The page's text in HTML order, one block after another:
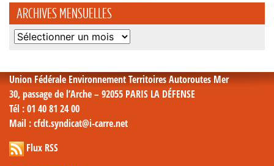
ARCHIVES MENSUELLES
Archives
Union Fédérale Environnement Territoires Autoroutes Mer
30, passage de l’Arche – 92055 PARIS LA DÉFENSE
Tél : 01 40 81 24 00
Mail : cfdt.syndicat@i-carre.net
Flux RSS